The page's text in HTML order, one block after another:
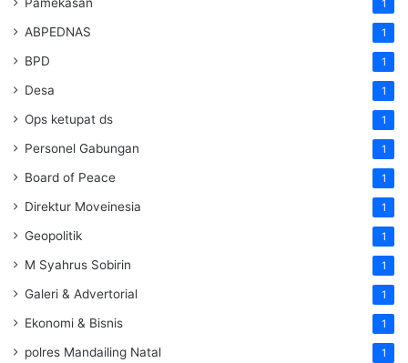
1
ABPEDNAS 1
BPD 1
Desa 1
Ops ketupat ds 1
Personel Gabungan 1
Board of Peace 1
Direktur Moveinesia 1
Geopolitik 1
M Syahrus Sobirin 1
Galeri & Advertorial 1
Ekonomi & Bisnis 1
polres Mandailing Natal 1